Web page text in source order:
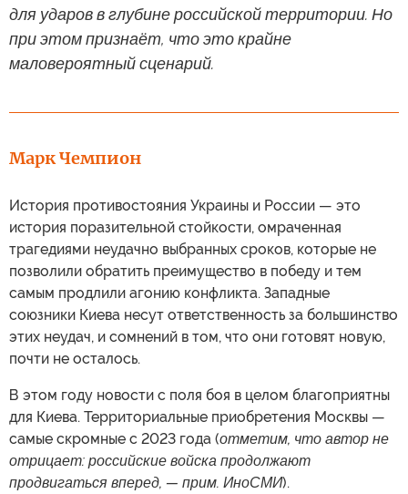
для ударов в глубине российской территории. Но
при этом признаёт, что это крайне
маловероятный сценарий.
Марк Чемпион
История противостояния Украины и России — это
история поразительной стойкости, омраченная
трагедиями неудачно выбранных сроков, которые не
позволили обратить преимущество в победу и тем
самым продлили агонию конфликта. Западные
союзники Киева несут ответственность за большинство
этих неудач, и сомнений в том, что они готовят новую,
почти не осталось.
В этом году новости с поля боя в целом благоприятны
для Киева. Территориальные приобретения Москвы —
самые скромные с 2023 года (отметим, что автор не
отрицает: российские войска продолжают
продвигаться вперед, — прим. ИноСМИ).